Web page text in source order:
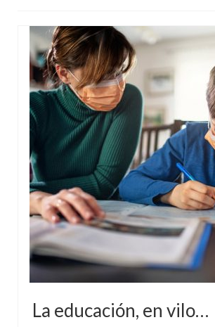
Contáctanos
Opinión
Entreletras
Ciencia
Mundo
Aula Virtual
La educación, en vilo…